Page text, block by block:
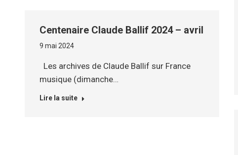
Centenaire Claude Ballif 2024 – avril
9 mai 2024
Les archives de Claude Ballif sur France
musique (dimanche…
Lire la suite